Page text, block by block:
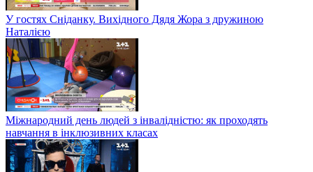
У гостях Сніданку. Вихідного Дядя Жора з дружиною
Наталією
Міжнародний день людей з інвалідністю: як проходять
навчання в інклюзивних класах